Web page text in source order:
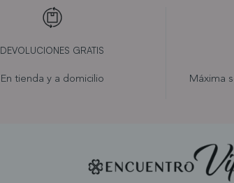
DEVOLUCIONES GRATIS
En tienda y a domicilio Máxima